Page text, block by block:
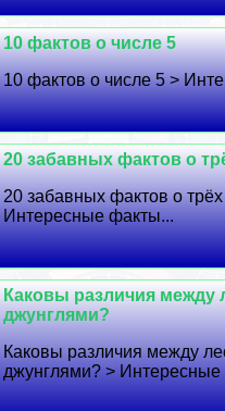
10 фактов о числе 5
10 фактов о числе 5 >
20 забавных фактов о
20 забавных фактов о
Интересные факты...
Каковы различия между
джунглями?
Каковы различия между
джунглями? > Интересные